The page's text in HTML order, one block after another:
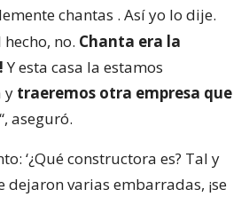
chantas . Así yo lo dije.
no. Chanta era la
Y esta casa la estamos
y traeremos otra empresa que
“, aseguró.
‘¿Qué constructora es? Tal y
dejaron varias embarradas, ¡se